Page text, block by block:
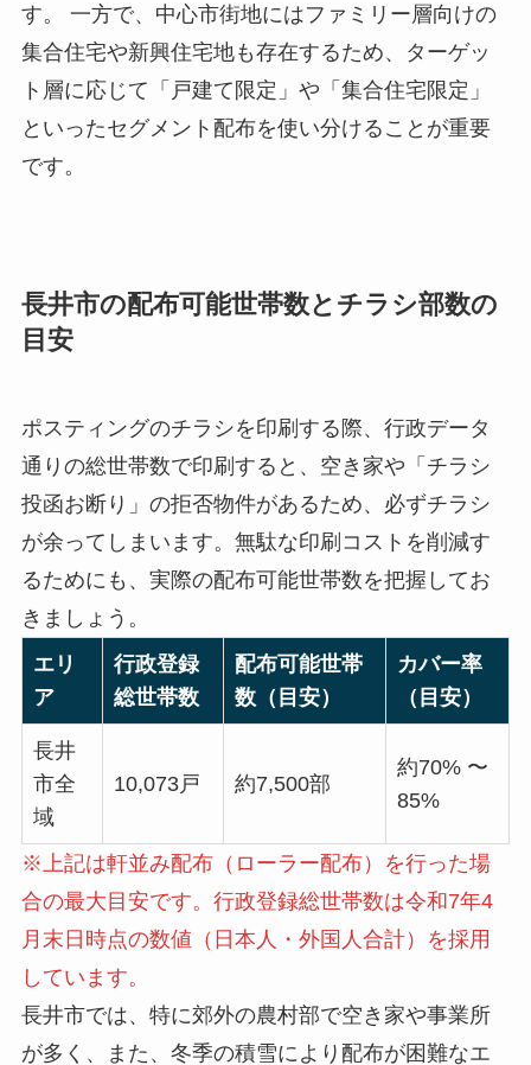
す。 一方で、中心市街地にはファミリー層向けの
集合住宅や新興住宅地も存在するため、ターゲッ
ト層に応じて「戸建て限定」や「集合住宅限定」
といったセグメント配布を使い分けることが重要
です。
長井市の配布可能世帯数とチラシ部数の
目安
ポスティングのチラシを印刷する際、行政データ
通りの総世帯数で印刷すると、空き家や「チラシ
投函お断り」の拒否物件があるため、必ずチラシ
が余ってしまいます。無駄な印刷コストを削減す
るためにも、実際の配布可能世帯数を把握してお
きましょう。
エリ
ア
行政登録
総世帯数
配布可能世帯
数（目安）
カバー率
（目安）
長井
市全
域
10,073戸 約7,500部
約70% 〜
85%
※上記は軒並み配布（ローラー配布）を行った場
合の最大目安です。行政登録総世帯数は令和7年4
月末日時点の数値（日本人・外国人合計）を採用
しています。
長井市では、特に郊外の農村部で空き家や事業所
が多く、また、冬季の積雪により配布が困難なエ